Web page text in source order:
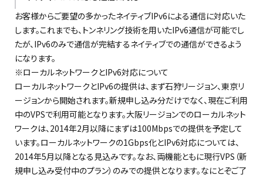
お客様からご要望の多かったネイティブIPv6による通信に対応いた
します。これまでも、トンネリング技術を用いたIPv6通信が可能でし
たが、IPv6のみで通信が完結するネイティブでの通信ができるよう
になります。
※ローカルネットワークとIPv6対応について
ローカルネットワークとIPv6の提供は、まず石狩リージョン、東京リ
ージョンから開始されます。新規申し込み分だけでなく、現在ご利用
中のVPSで利用可能となります。大阪リージョンでのローカルネット
ワークは、2014年2月以降にまずは100Mbpsでの提供を予定して
います。ローカルネットワークの1Gbps化とIPv6対応については、
2014年5月以降となる見込みです。なお、両機能ともに現行VPS（新
規申し込み受付中のプラン）のみでの提供となります。なにとぞご了